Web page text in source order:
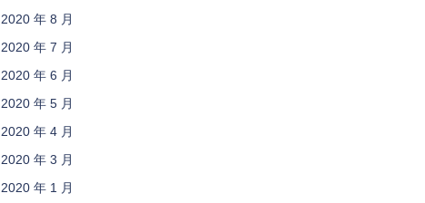
2020 年 8 月
2020 年 7 月
2020 年 6 月
2020 年 5 月
2020 年 4 月
2020 年 3 月
2020 年 1 月